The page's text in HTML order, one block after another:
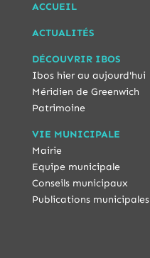
ACCUEIL
ACTUALITÉS
DÉCOUVRIR IBOS
Ibos hier au aujourd'hui
Méridien de Greenwich
Patrimoine
VIE MUNICIPALE
Mairie
Equipe municipale
Conseils municipaux
Publications municipales